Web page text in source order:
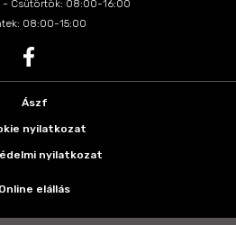
- Csütörtök: 08:00-16:00
08:00-15:00
Ászf
nyilatkozat
nyilatkozat
Online elállás